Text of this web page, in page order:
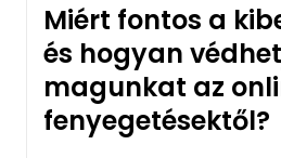
Miért fontos a
és hogyan
magunkat az
fenyegetésektől?